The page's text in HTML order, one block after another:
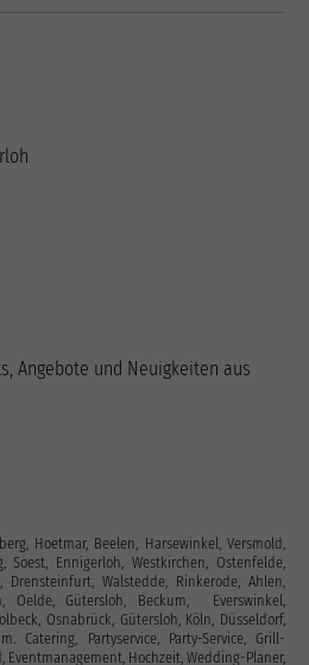
Angebote und Neuigkeiten aus
Hoetmar, Beelen, Harsewinkel, Versmold,
Soest, Ennigerloh, Westkirchen, Ostenfelde,
Drensteinfurt, Walstedde, Rinkerode, Ahlen,
Oelde, Gütersloh, Beckum, Everswinkel,
Osnabrück, Gütersloh, Köln, Düsseldorf,
Partyservice, Party-Service, Grill-
Eventmanagement, Hochzeit, Wedding-Planer,